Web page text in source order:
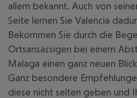
allem bekannt. Auch von
Seite lernen Sie Valencia
Bekommen Sie durch die
Ortsansässigen bei einem
Malaga einen ganz neuen
Ganz besondere
diese nicht selten geben und